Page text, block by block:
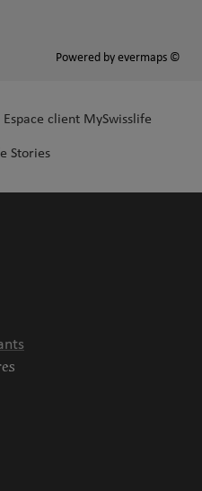
Powered by evermaps ©
Espace client MySwisslife
Stories